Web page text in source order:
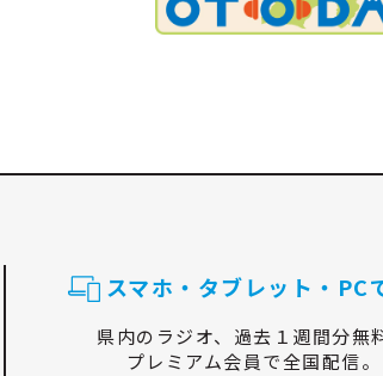
スマホ・タブレット・PC
県内のラジオ、過去１週間分無
プレミアム会員で全国配信。